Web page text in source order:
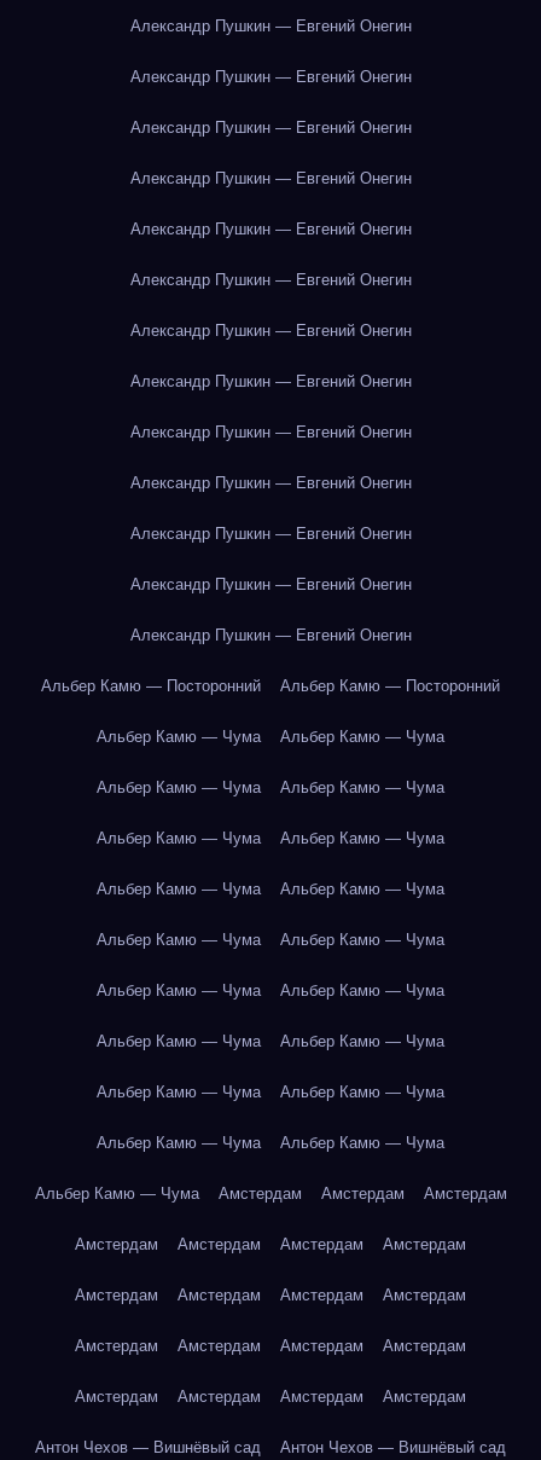
Александр Пушкин — Евгений Онегин
Александр Пушкин — Евгений Онегин
Александр Пушкин — Евгений Онегин
Александр Пушкин — Евгений Онегин
Александр Пушкин — Евгений Онегин
Александр Пушкин — Евгений Онегин
Александр Пушкин — Евгений Онегин
Александр Пушкин — Евгений Онегин
Александр Пушкин — Евгений Онегин
Александр Пушкин — Евгений Онегин
Александр Пушкин — Евгений Онегин
Александр Пушкин — Евгений Онегин
Александр Пушкин — Евгений Онегин
Альбер Камю — Посторонний Альбер Камю — Посторонний
Альбер Камю — Чума Альбер Камю — Чума
Альбер Камю — Чума Альбер Камю — Чума
Альбер Камю — Чума Альбер Камю — Чума
Альбер Камю — Чума Альбер Камю — Чума
Альбер Камю — Чума Альбер Камю — Чума
Альбер Камю — Чума Альбер Камю — Чума
Альбер Камю — Чума Альбер Камю — Чума
Альбер Камю — Чума Альбер Камю — Чума
Альбер Камю — Чума Альбер Камю — Чума
Альбер Камю — Чума Амстердам Амстердам Амстердам
Амстердам Амстердам Амстердам Амстердам
Амстердам Амстердам Амстердам Амстердам
Амстердам Амстердам Амстердам Амстердам
Амстердам Амстердам Амстердам Амстердам
Антон Чехов — Вишнёвый сад Антон Чехов — Вишнёвый сад